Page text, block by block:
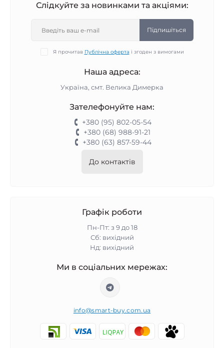
Слідкуйте за новинками та акціями:
Підпишіться
Я прочитав Публічна оферта і згоден з вимогами
Наша адреса:
Україна, смт. Велика Димерка
Зателефонуйте нам:
+380 (95) 802-05-54
+380 (68) 988-91-21
+380 (63) 857-59-44
До контактів
Графік роботи
Пн-Пт: з 9 до 18
Сб: вихідний
Нд: вихідний
Ми в соціальних мережах:
info@smart-buy.com.ua